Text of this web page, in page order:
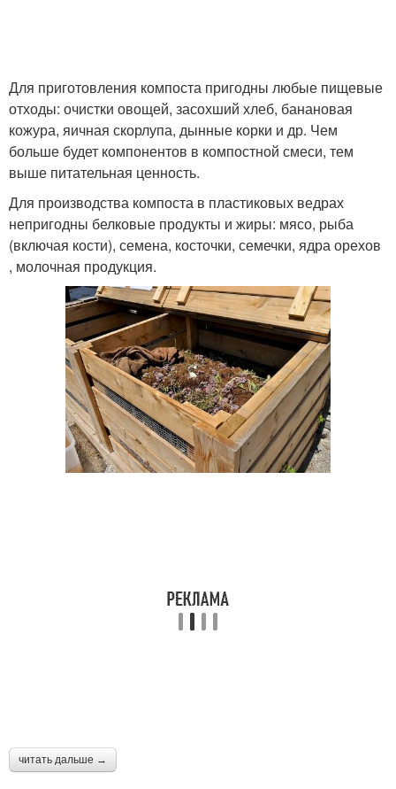
Для приготовления компоста пригодны любые пищевые
отходы: очистки овощей, засохший хлеб, банановая
кожура, яичная скорлупа, дынные корки и др. Чем
больше будет компонентов в компостной смеси, тем
выше питательная ценность.
Для производства компоста в пластиковых ведрах
непригодны белковые продукты и жиры: мясо, рыба
(включая кости), семена, косточки, семечки, ядра орехов
, молочная продукция.
читать дальше →